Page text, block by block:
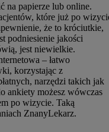
na papierze lub online.
które już po
że to króciutkie,
podniesienie jakości
jest niewielkie.
– łatwo
korzystając z
narzędzi takich jak
ankiety możesz wówczas
po wizycie. Taką
ZnanyLekarz.